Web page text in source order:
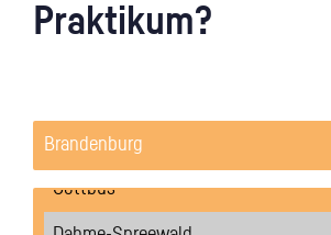
Praktikum?